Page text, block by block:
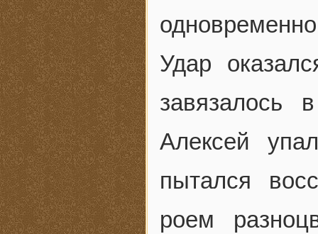
Удар
завязалось
Алексей
пытался
роем